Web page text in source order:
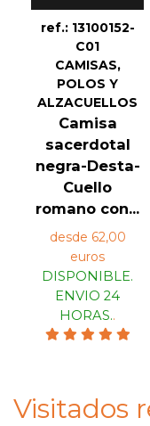
ref.: 13100152-
C01
CAMISAS,
POLOS Y
ALZACUELLOS
Camisa
sacerdotal
negra-Desta-
Cuello
romano con...
desde 62,00
euros
DISPONIBLE.
ENVIO 24
HORAS..
Visitados